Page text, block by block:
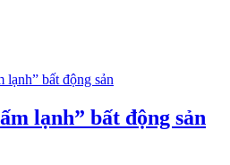
lạnh” bất động sản